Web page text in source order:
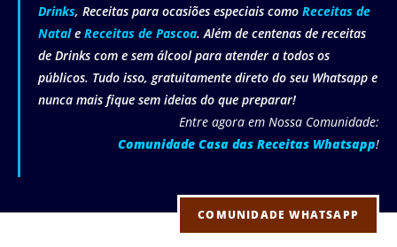
Drinks, Receitas para ocasiões especiais como Receitas de
Natale Receitas de Pascoa. Além de centenas de receitas
de Drinks com e sem álcool para atender a todos os
públicos. Tudo isso, gratuitamente direto do seu Whatsapp e
nunca mais fique sem ideias do que preparar!
Entre agora em Nossa Comunidade:
Comunidade Casa das Receitas Whatsapp!
COMUNIDADE WHATSAPP